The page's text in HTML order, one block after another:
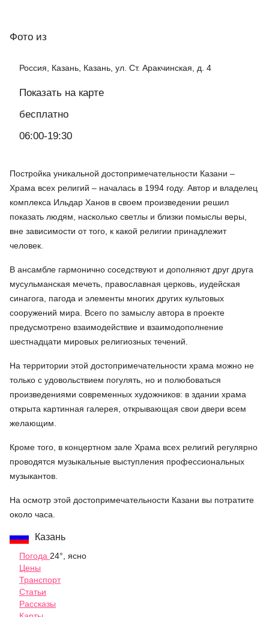
Фото из
Россия, Казань, Казань, ул. Ст. Аракчинская, д. 4
Показать на карте
бесплатно
06:00-19:30
Постройка уникальной достопримечательности Казани –
Храма всех религий – началась в 1994 году. Автор и владелец
комплекса Ильдар Ханов в своем произведении решил
показать людям, насколько светлы и близки помыслы веры,
вне зависимости от того, к какой религии принадлежит
человек.
В ансамбле гармонично соседствуют и дополняют друг друга
мусульманская мечеть, православная церковь, иудейская
синагога, пагода и элементы многих других культовых
сооружений мира. Всего по замыслу автора в проекте
предусмотрено взаимодействие и взаимодополнение
шестнадцати мировых религиозных течений.
На территории этой достопримечательности храма можно не
только с удовольствием погулять, но и полюбоваться
произведениями современных художников: в здании храма
открыта картинная галерея, открывающая свои двери всем
желающим.
Кроме того, в концертном зале Храма всех религий регулярно
проводятся музыкальные выступления профессиональных
музыкантов.
На осмотр этой достопримечательности Казани вы потратите
около часа.
Казань
Погода 24°, ясно
Цены
Транспорт
Статьи
Рассказы